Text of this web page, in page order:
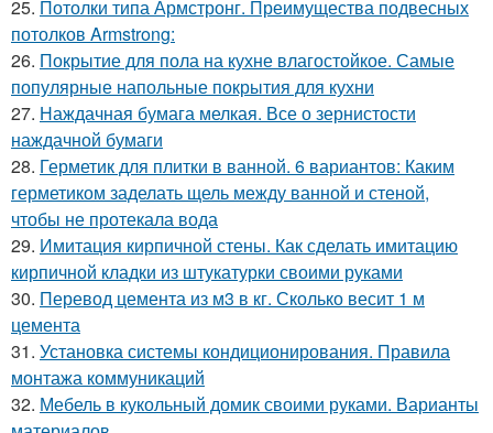
25. Потолки типа Армстронг. Преимущества подвесных
потолков Armstrong:
26. Покрытие для пола на кухне влагостойкое. Самые
популярные напольные покрытия для кухни
27. Наждачная бумага мелкая. Все о зернистости
наждачной бумаги
28. Герметик для плитки в ванной. 6 вариантов: Каким
герметиком заделать щель между ванной и стеной,
чтобы не протекала вода
29. Имитация кирпичной стены. Как сделать имитацию
кирпичной кладки из штукатурки своими руками
30. Перевод цемента из м3 в кг. Сколько весит 1 м
цемента
31. Установка системы кондиционирования. Правила
монтажа коммуникаций
32. Мебель в кукольный домик своими руками. Варианты